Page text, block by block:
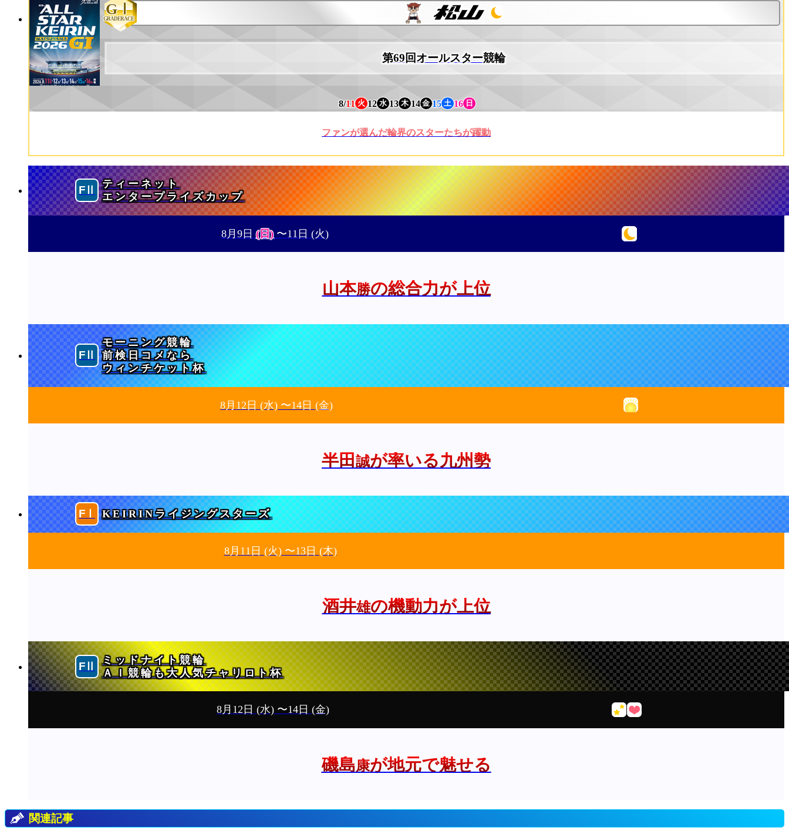
GⅠ
GRADERACE
第69回オールスター競輪
8/11 火 12 水 13 木 14 金 15 土 16 日
ファンが選んだ輪界のスターたちが躍動
ティーネット
エンタープライズカップ
8月9日(日)〜11日(火)
山本勝の総合力が上位
モーニング競輪
前検日コメなら
ウィンチケット杯
8月12日(水) 〜14日(金)
半田誠が率いる九州勢
KEIRINライジングスターズ
8月11日 (火)〜13日 (木)
酒井雄の機動力が上位
ミッドナイト競輪
ＡＩ競輪も大人気チャリロト杯
8月12日 (水)〜14日 (金)
磯島康が地元で魅せる
関連記事